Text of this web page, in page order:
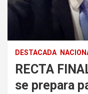
DESTACADA
RECTA
se prepara